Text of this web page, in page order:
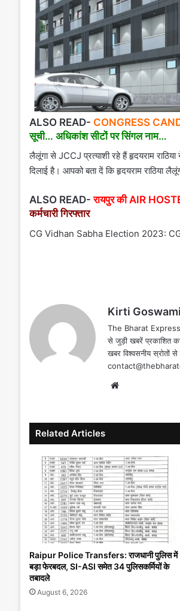
ALSO READ- CONGRESS
सूची… अधिकांश सीटों पर सिंगल नाम…
लैलूंगा से JCCJ प्रत्याशी रहे हैं हृदयराम
दिलाई है। आपको बता दें कि हृदयराम राठिया
ALSO READ-रायपुर की AIR
कर्मचारी गिरफ्तार
CG Vidhan Sabha Election 2023: CG
Kirti Goswami
The Bharat Express
से जुड़ी खबरें प्रकाशित
खबर विश्वसनीय स्रोतों
Related Articles
Raipur Police Transfers: राजधानी पुलिस में
बड़ा फेरबदल, SI-ASI समेत 34 पुलिसकर्मियों के
तबादले
August 6, 2026